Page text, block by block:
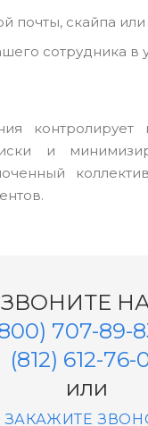
почты, скайпа
сотрудника в
контролирует
и
ЗВОНИТЕ
707-89-
(812) 612-76-
или
ЗАКАЖИТЕ